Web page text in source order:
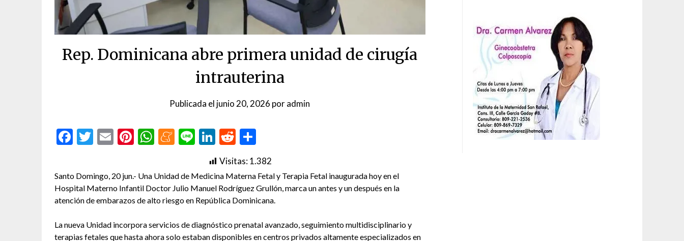
Rep. Dominicana abre primera unidad de cirugía
intrauterina
Publicada el junio 20, 2026 poradmin
Facebook
Twitter
EmailPinterest
WhatsApp
Meneame
LineLinkedIn
Reddit
Visitas:1.382
Santo Domingo, 20 jun.- Una Unidad de Medicina Materna Fetal y Terapia Fetal inaugurada hoy en el
Hospital Materno Infantil Doctor Julio Manuel Rodríguez Grullón, marca un antes y un después en la
atención de embarazos de alto riesgo en República Dominicana.
La nueva Unidad incorpora servicios de diagnóstico prenatal avanzado, seguimiento multidisciplinario y
terapias fetales que hasta ahora solo estaban disponibles en centros privados altamente especializados en